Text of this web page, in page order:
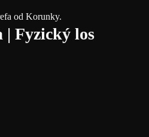
| Fyzický los